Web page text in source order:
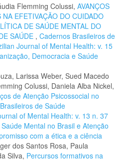
Flemming Colussi, AVANÇOS
NA EFETIVAÇÃO DO CUIDADO
DE SAÚDE MENTAL DO
SAÚDE , Cadernos Brasileiros de
Journal of Mental Health: v. 15
Democracia e Saúde
Larissa Weber, Sued Macedo
Colussi, Daniela Alba Nickel,
de Atenção Psicossocial no
de Saúde
of Mental Health: v. 13 n. 37
Mental no Brasil e Atenção
com a ética e a ciência
dos Santos Rosa, Paula
Silva, Percursos formativos na